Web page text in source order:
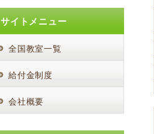
サイトメニュー
全国教室一覧
給付金制度
会社概要